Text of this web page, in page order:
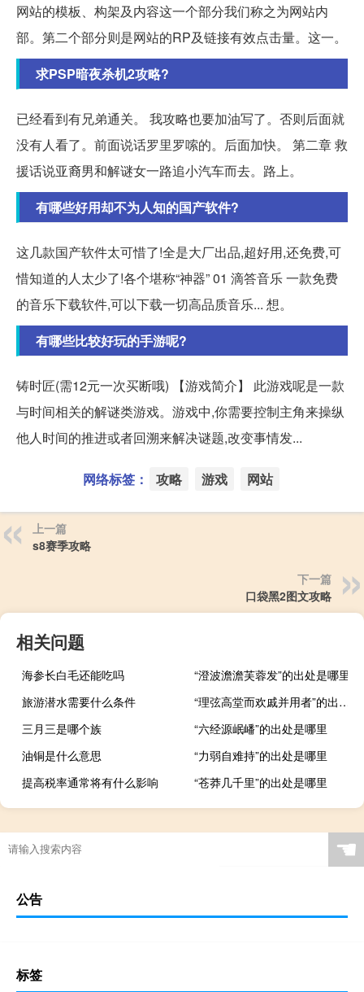
网站的模板、构架及内容这一个部分我们称之为网站内
部。第二个部分则是网站的RP及链接有效点击量。这一。
求PSP暗夜杀机2攻略?
已经看到有兄弟通关。 我攻略也要加油写了。否则后面就
没有人看了。前面说话罗里罗嗦的。后面加快。 第二章 救
援话说亚裔男和解谜女一路追小汽车而去。路上。
有哪些好用却不为人知的国产软件?
这几款国产软件太可惜了!全是大厂出品,超好用,还免费,可
惜知道的人太少了!各个堪称“神器” 01 滴答音乐 一款免费
的音乐下载软件,可以下载一切高品质音乐... 想。
有哪些比较好玩的手游呢?
铸时匠(需12元一次买断哦) 【游戏简介】 此游戏呢是一款
与时间相关的解谜类游戏。游戏中,你需要控制主角来操纵
他人时间的推进或者回溯来解决谜题,改变事情发...
网络标签： 攻略 游戏 网站
上一篇
s8赛季攻略
下一篇
口袋黑2图文攻略
相关问题
海参长白毛还能吃吗
“澄波澹澹芙蓉发”的出处是哪里
旅游潜水需要什么条件
“理弦高堂而欢戚并用者”的出处是哪里
三月三是哪个族
“六经源岷嶓”的出处是哪里
油铜是什么意思
“力弱自难持”的出处是哪里
提高税率通常将有什么影响
“苍莽几千里”的出处是哪里
☚
公告
标签